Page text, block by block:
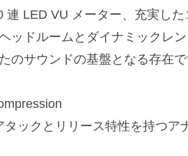
連 LED VU メーター、充実し
ッドルームとダイナミックレ
のサウンドの基盤となる存在で
ックとリリース特性を持つア